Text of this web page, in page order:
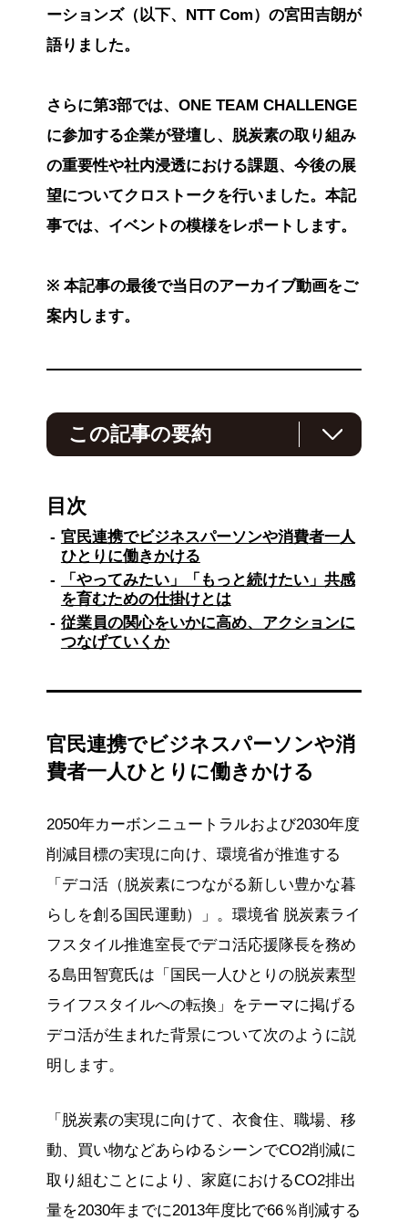
ーションズ（以下、NTT Com）の宮田吉朗が
語りました。
さらに第3部では、ONE TEAM CHALLENGE
に参加する企業が登壇し、脱炭素の取り組み
の重要性や社内浸透における課題、今後の展
望についてクロストークを行いました。本記
事では、イベントの模様をレポートします。
※ 本記事の最後で当日のアーカイブ動画をご
案内します。
この記事の要約
ントの内容をレポートします。第1部では環境
省の島田智寛氏が「デコ活」について講演し、
2030年までに家庭のCO2排出量を66％削減す
る目標と、官民連携による行動変容の重要性を
説明。第2部ではNTTコミュニケーションズが
実施する「ONE TEAM CHALLENGE」の取り
組みを紹介します。ONE TEAM CHALLENGE
には約1000名の従業員が参加し、身近なエコア
クションの実践とCO2削減量の可視化により、
員の意識改革や行動変容に向けた課題と取り組
みを共有しました。各社とも「自分ごと化」
「共感」「見える化」を重視し、継続的な活動
※この要約は生成AIをもとに作成しました
目次
官民連携でビジネスパーソンや消費者一人
ひとりに働きかける
「やってみたい」「もっと続けたい」共感
を育むための仕掛けとは
従業員の関心をいかに高め、アクションに
つなげていくか
官民連携でビジネスパーソンや消
費者一人ひとりに働きかける
2050年カーボンニュートラルおよび2030年度
削減目標の実現に向け、環境省が推進する
「デコ活（脱炭素につながる新しい豊かな暮
らしを創る国民運動）」。環境省 脱炭素ライ
フスタイル推進室長でデコ活応援隊長を務め
る島田智寛氏は「国民一人ひとりの脱炭素型
ライフスタイルへの転換」をテーマに掲げる
デコ活が生まれた背景について次のように説
明します。
「脱炭素の実現に向けて、衣食住、職場、移
動、買い物などあらゆるシーンでCO2削減に
取り組むことにより、家庭におけるCO2排出
量を2030年までに2013年度比で66％削減する